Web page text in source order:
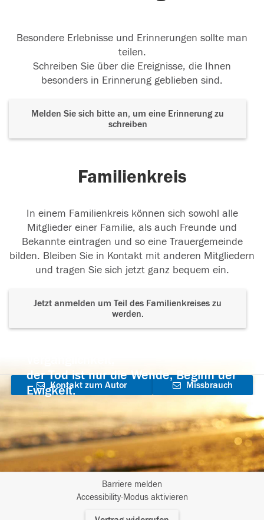
Besondere Erlebnisse und Erinnerungen sollte man
teilen.
Schreiben Sie über die Ereignisse, die Ihnen
besonders in Erinnerung geblieben sind.
Melden Sie sich bitte an, um eine Erinnerung zu
schreiben
Familienkreis
In einem Familienkreis können sich sowohl alle
Mitglieder einer Familie, als auch Freunde und
Bekannte eintragen und so eine Trauergemeinde
bilden. Bleiben Sie in Kontakt mit anderen Mitgliedern
und tragen Sie sich jetzt ganz bequem ein.
Jetzt anmelden um Teil des Familienkreises zu
werden.
der Tod ist nur die Wende, Beginn der
Ewigkeit.
Kontakt zum Autor
aufnehmen
Missbrauch
Barriere melden
Accessibility-Modus aktivieren